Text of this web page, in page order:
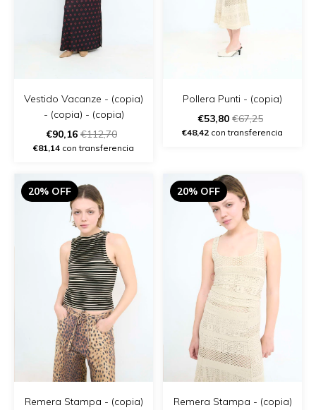
Vestido Vacanze - (copia)
- (copia) - (copia)
€90,16 €112,70
€81,14 con transferencia
Pollera Punti - (copia)
€53,80 €67,25
€48,42 con transferencia
20% OFF
Remera Stampa - (copia)
20% OFF
Remera Stampa - (copia)